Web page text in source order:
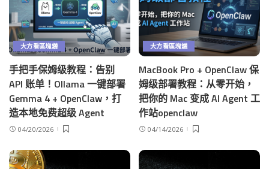
大方看區塊鏈
手把手保姆级教程：告别
API 账单！Ollama 一键部署
Gemma 4 + OpenClaw，打
造本地免费超级 Agent
04/20/2026
大方看區塊鏈
MacBook Pro + OpenClaw 保
姆级部署教程：从零开始，
把你的 Mac 变成 AI Agent 工
作站openclaw
04/14/2026